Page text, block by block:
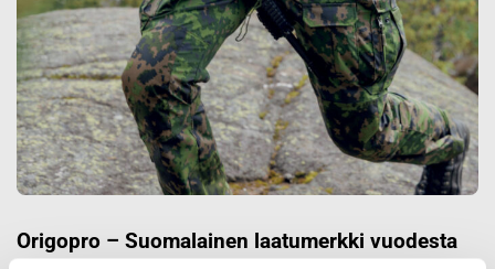
Origopro – Suomalainen laatumerkki vuodesta